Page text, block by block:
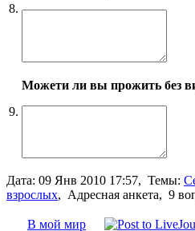
8.
9.
Можети ли вы прожить без
Дата: 09 Янв 2010 17:57, Темы:
взрослых, Адресная анкета, 9
В мой мир